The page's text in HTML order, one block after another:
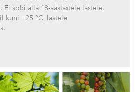
Ei sobi alla 18-aastastele lastele.
kuni +25 °C, lastele